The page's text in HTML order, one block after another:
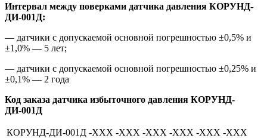
Интервал между поверками датчика давления КОРУНД-
ДИ-001Д:
— датчики с допускаемой основной погрешностью ±0,5% и
±1,0% — 5 лет;
— датчики с допускаемой основной погрешностью ±0,25% и
±0,1% — 2 года
Код заказа датчика избыточного давления КОРУНД-
ДИ-001Д
КОРУНД-ДИ-001Д -ХХХ -ХХХ -ХХХ -XXX -ХХХ -ХХХ